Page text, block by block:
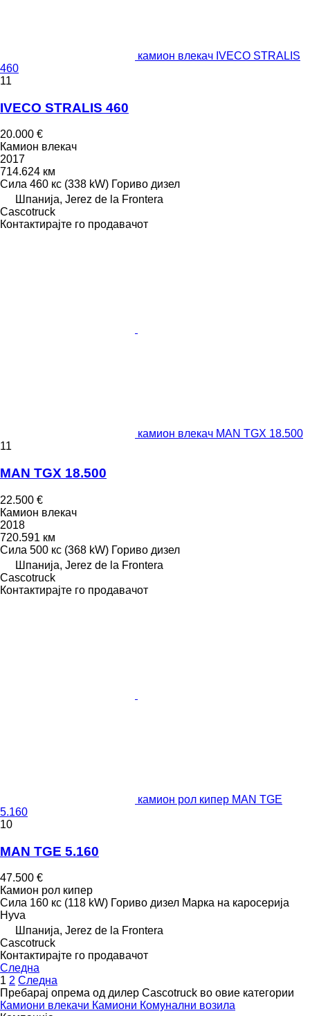
камион влекач IVECO STRALIS
460
11
IVECO STRALIS 460
20.000 €
Камион влекач
2017
714.624 км
Сила 460 кс (338 kW) Гориво дизел
Шпанија, Jerez de la Frontera
Сascotruck
Контактирајте го продавачот
камион влекач MAN TGX 18.500
11
MAN TGX 18.500
22.500 €
Камион влекач
2018
720.591 км
Сила 500 кс (368 kW) Гориво дизел
Шпанија, Jerez de la Frontera
Сascotruck
Контактирајте го продавачот
камион рол кипер MAN TGE
5.160
10
MAN TGE 5.160
47.500 €
Камион рол кипер
Сила 160 кс (118 kW) Гориво дизел Марка на каросерија
Hyva
Шпанија, Jerez de la Frontera
Сascotruck
Контактирајте го продавачот
Следна
1 2 Следна
Пребарај опрема од дилер Сascotruck во овие категории
Камиони влекачи Камиони Комунални возила